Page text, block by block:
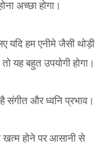
अच्छा होगा।
हम एनीमे जैसी थोड़ी
यह बहुत उपयोगी होगा।
और ध्वनि प्रभाव।
होने पर आसानी से